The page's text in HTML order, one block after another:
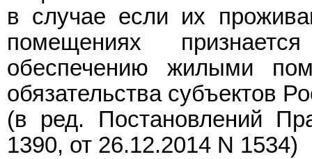
в случае если их
помещениях
обеспечению жилыми
обязательства субъектов
(в ред. Постановлений
1390, от 26.12.2014 N 1534)